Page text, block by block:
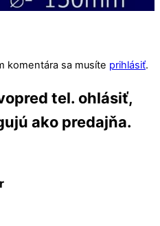
komentára sa musíte prihlásiť.
tel. ohlásiť,
ako predajňa.